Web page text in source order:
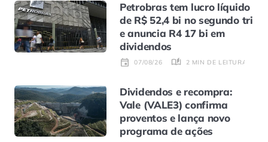
Petrobras tem lucro líquido
de R$ 52,4 bi no segundo tri
e anuncia R4 17 bi em
dividendos
07/08/26 2 MIN DE LEITURA
Dividendos e recompra:
Vale (VALE3) confirma
proventos e lança novo
programa de ações